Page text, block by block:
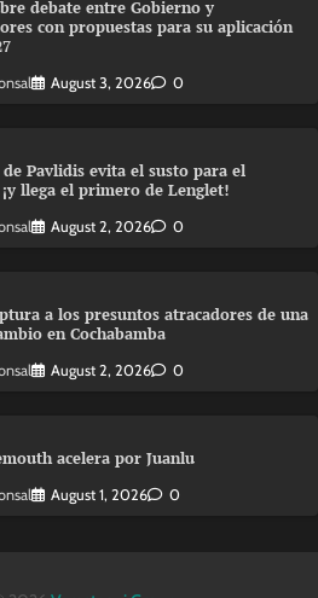
debate entre Gobierno y
con propuestas para su aplicación
August 3, 2026 0
Pavlidis evita el susto para el
llega el primero de Lenglet!
August 2, 2026 0
a los presuntos atracadores de una
en Cochabamba
August 2, 2026 0
acelera por Juanlu
August 1, 2026 0